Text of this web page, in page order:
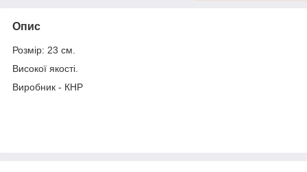
Опис
Розмір: 23 см.
Високої якості.
Виробник - КНР